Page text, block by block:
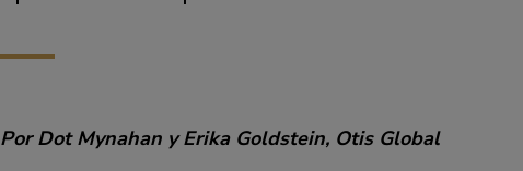
Por Dot Mynahan y Erika Goldstein, Otis Global